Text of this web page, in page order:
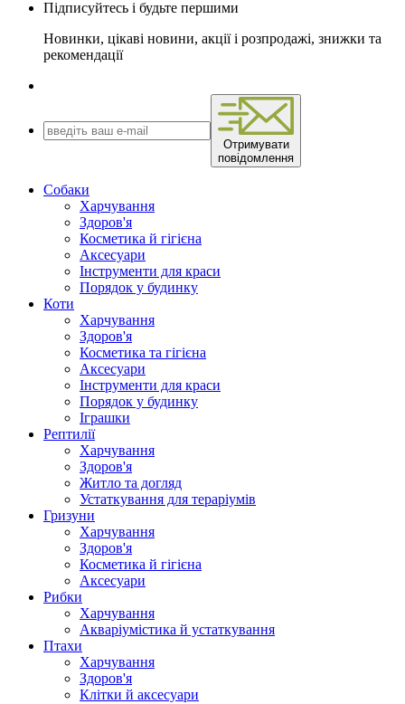
Підписуйтесь і будьте першими
Новинки, цікаві новини, акції і розпродажі, знижки та
рекомендації
Отримувати
повідомлення
Собаки
Харчування
Здоров'я
Косметика й гігієна
Аксесуари
Інструменти для краси
Порядок у будинку
Коти
Харчування
Здоров'я
Косметика та гігієна
Аксесуари
Інструменти для краси
Порядок у будинку
Іграшки
Рептилії
Харчування
Здоров'я
Житло та догляд
Устаткування для тераріумів
Гризуни
Харчування
Здоров'я
Косметика й гігієна
Аксесуари
Рибки
Харчування
Акваріумістика й устаткування
Птахи
Харчування
Здоров'я
Клітки й аксесуари